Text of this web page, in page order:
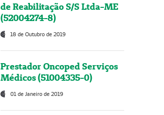
de Reabilitação S/S Ltda-ME
(52004274-8)
18 de Outubro de 2019
Prestador Oncoped Serviços
Médicos (51004335-0)
01 de Janeiro de 2019